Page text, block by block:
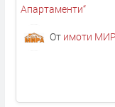
Апартаменти“
От имоти